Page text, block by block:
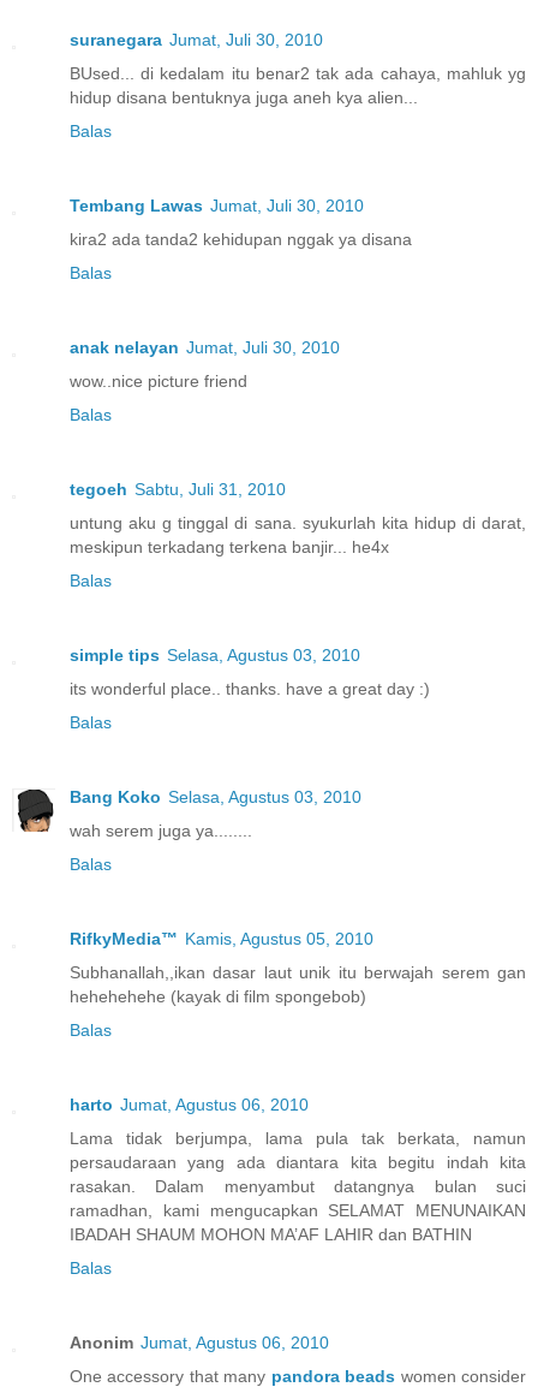
suranegara Jumat, Juli 30, 2010
BUsed... di kedalam itu benar2 tak ada cahaya, mahluk yg
hidup disana bentuknya juga aneh kya alien...
Balas
Tembang Lawas Jumat, Juli 30, 2010
kira2 ada tanda2 kehidupan nggak ya disana
Balas
anak nelayan Jumat, Juli 30, 2010
wow..nice picture friend
Balas
tegoeh Sabtu, Juli 31, 2010
untung aku g tinggal di sana. syukurlah kita hidup di darat,
meskipun terkadang terkena banjir... he4x
Balas
simple tips Selasa, Agustus 03, 2010
its wonderful place.. thanks. have a great day :)
Balas
Bang Koko Selasa, Agustus 03, 2010
wah serem juga ya........
Balas
RifkyMedia™ Kamis, Agustus 05, 2010
Subhanallah,,ikan dasar laut unik itu berwajah serem gan
hehehehehe (kayak di film spongebob)
Balas
harto Jumat, Agustus 06, 2010
Lama tidak berjumpa, lama pula tak berkata, namun
persaudaraan yang ada diantara kita begitu indah kita
rasakan. Dalam menyambut datangnya bulan suci
ramadhan, kami mengucapkan SELAMAT MENUNAIKAN
IBADAH SHAUM MOHON MA’AF LAHIR dan BATHIN
Balas
Anonim Jumat, Agustus 06, 2010
One accessory that many pandora beads women consider